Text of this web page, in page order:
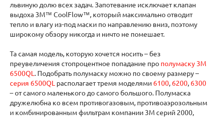
львиную долю всех задач. Запотевание исключает клапан
выдоха 3M™ CoolFlow™, который максимально отводит
тепло и влагу из-под маски по направлению вниз, поэтому
широкому обзору никогда и ничто не помешает.
Та самая модель, которую хочется носить – без
преувеличения стопроцентное попадание про полумаску 3М
6500QL . Подобрать полумаску можно по своему размеру –
серия 6500QL располагает тремя моделями 6100, 6200, 6300
– от самого маленького до самого большого. Полумаска
дружелюбна ко всем противогазовым, противоаэрозольным
и комбинированным фильтрам компании 3М серий 2000,